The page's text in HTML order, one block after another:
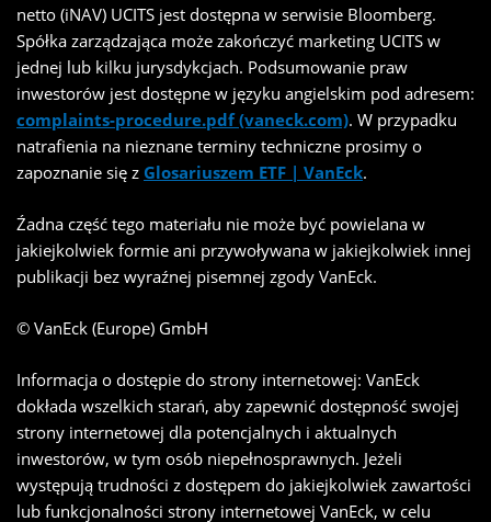
netto (iNAV) UCITS jest dostępna w serwisie Bloomberg.
Spółka zarządzająca może zakończyć marketing UCITS w
jednej lub kilku jurysdykcjach. Podsumowanie praw
inwestorów jest dostępne w języku angielskim pod adresem:
complaints-procedure.pdf (vaneck.com). W przypadku
natrafienia na nieznane terminy techniczne prosimy o
zapoznanie się z Glosariuszem ETF | VanEck.
Źadna część tego materiału nie może być powielana w
jakiejkolwiek formie ani przywoływana w jakiejkolwiek innej
publikacji bez wyraźnej pisemnej zgody VanEck.
© VanEck (Europe) GmbH
Informacja o dostępie do strony internetowej: VanEck
dokłada wszelkich starań, aby zapewnić dostępność swojej
strony internetowej dla potencjalnych i aktualnych
inwestorów, w tym osób niepełnosprawnych. Jeżeli
występują trudności z dostępem do jakiejkolwiek zawartości
lub funkcjonalności strony internetowej VanEck, w celu